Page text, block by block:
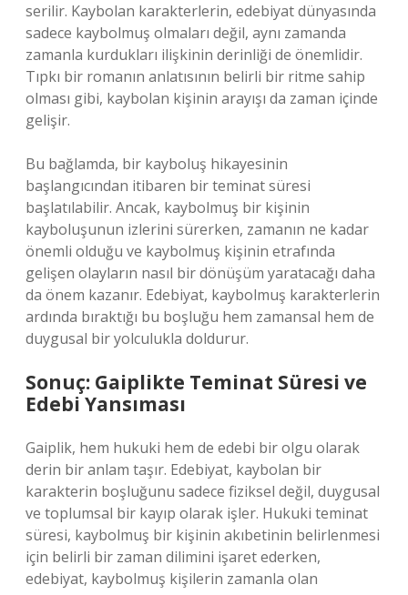
serilir. Kaybolan karakterlerin, edebiyat dünyasında
sadece kaybolmuş olmaları değil, aynı zamanda
zamanla kurdukları ilişkinin derinliği de önemlidir.
Tıpkı bir romanın anlatısının belirli bir ritme sahip
olması gibi, kaybolan kişinin arayışı da zaman içinde
gelişir.
Bu bağlamda, bir kayboluş hikayesinin
başlangıcından itibaren bir teminat süresi
başlatılabilir. Ancak, kaybolmuş bir kişinin
kayboluşunun izlerini sürerken, zamanın ne kadar
önemli olduğu ve kaybolmuş kişinin etrafında
gelişen olayların nasıl bir dönüşüm yaratacağı daha
da önem kazanır. Edebiyat, kaybolmuş karakterlerin
ardında bıraktığı bu boşluğu hem zamansal hem de
duygusal bir yolculukla doldurur.
Sonuç: Gaiplikte Teminat Süresi ve
Edebi Yansıması
Gaiplik, hem hukuki hem de edebi bir olgu olarak
derin bir anlam taşır. Edebiyat, kaybolan bir
karakterin boşluğunu sadece fiziksel değil, duygusal
ve toplumsal bir kayıp olarak işler. Hukuki teminat
süresi, kaybolmuş bir kişinin akıbetinin belirlenmesi
için belirli bir zaman dilimini işaret ederken,
edebiyat, kaybolmuş kişilerin zamanla olan